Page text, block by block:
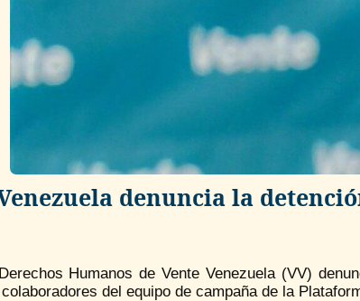
denuncia la
Humanos de Vente Venezuela (VV)
del equipo de campaña de la